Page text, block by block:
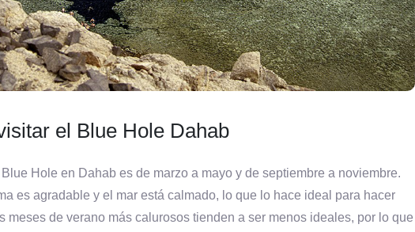
el Blue Hole Dahab
Hole en Dahab es de marzo a mayo y de septiembre a noviembre.
es agradable y el mar está calmado, lo que lo hace ideal para hacer
meses de verano más calurosos tienden a ser menos ideales, por lo que